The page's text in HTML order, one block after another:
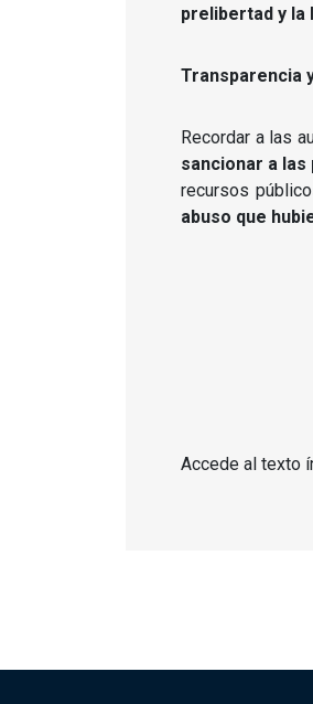
prelibertad y la
Transparencia
Recordar a las
sancionar a
recursos
abuso que
Accede al texto